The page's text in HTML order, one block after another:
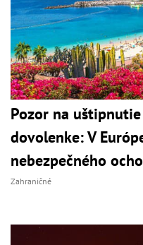
Pozor na
dovolenke: V
nebezpečného
Zahraničné